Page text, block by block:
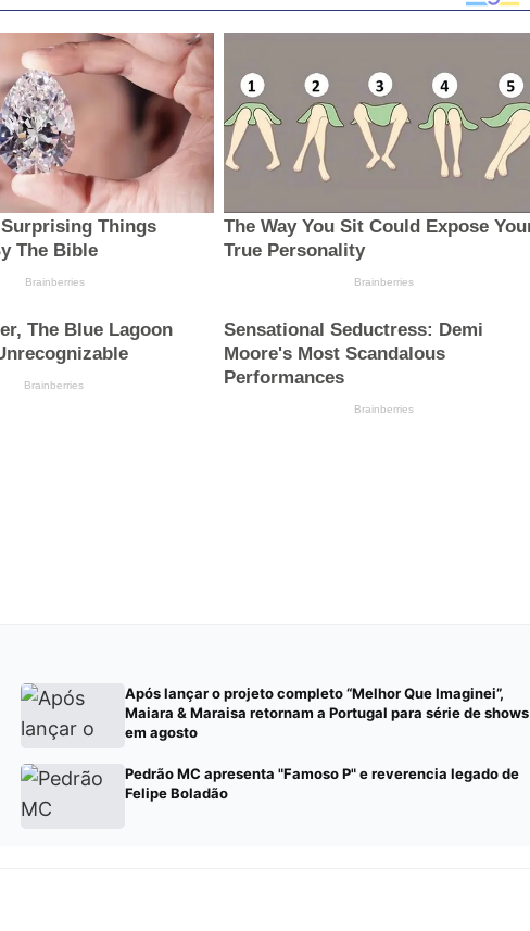
Após lançar o projeto completo “Melhor Que Imaginei”,
Maiara & Maraisa retornam a Portugal para série de shows
em agosto
Pedrão MC apresenta "Famoso P" e reverencia legado de
Felipe Boladão